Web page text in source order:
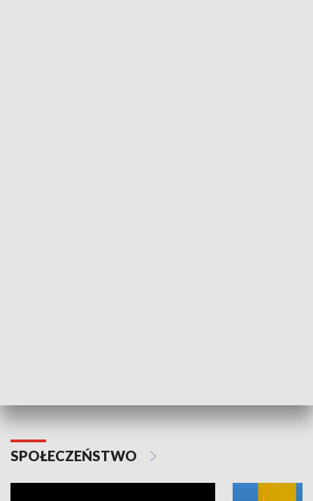
SPOŁECZEŃSTWO